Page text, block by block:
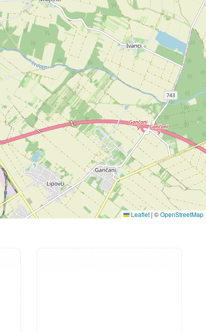
Leaflet | ©OpenStreetMap